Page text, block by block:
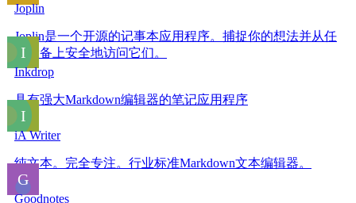
Joplin
Joplin是一个开源的记事本应用程序。捕捉你的想法并从任
何设备上安全地访问它们。
Inkdrop
具有强大Markdown编辑器的笔记应用程序
iA Writer
纯文本。完全专注。行业标准Markdown文本编辑器。
Goodnotes